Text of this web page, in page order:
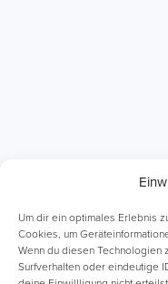
Um dir ein optimales Erlebnis
Cookies, um
Wenn du diesen Technologien
Surfverhalten oder eindeutige
ABI